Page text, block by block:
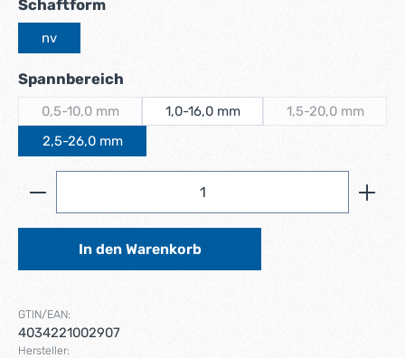
Schaftformauswählen
nv
Spannbereich
0,5-10,0 mm
(Diese Option ist zurzeit nicht verfügbar.)
1,0-16,0 mm 1,5-20,0 mm
(Diese Option
2,5-26,0 mm
Produkt Anzahl: Gib den gewünschten Wert ein
In den Warenkorb
GTIN/EAN:
4034221002907
Hersteller: